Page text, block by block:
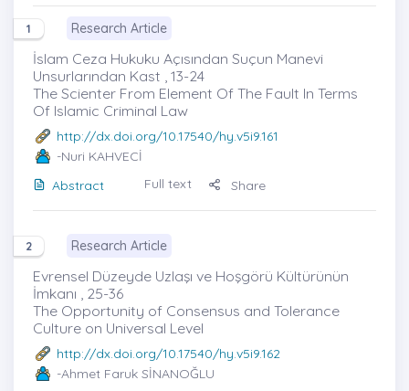
1 Research Article
İslam Ceza Hukuku Açısından Suçun Manevi
Unsurlarından Kast , 13-24
The Scienter From Element Of The Fault In Terms
Of Islamic Criminal Law
http://dx.doi.org/10.17540/hy.v5i9.161
-Nuri KAHVECİ
Abstract
Full text Share
2 Research Article
Evrensel Düzeyde Uzlaşı ve Hoşgörü Kültürünün
İmkanı , 25-36
The Opportunity of Consensus and Tolerance
Culture on Universal Level
http://dx.doi.org/10.17540/hy.v5i9.162
-Ahmet Faruk SİNANOĞLU